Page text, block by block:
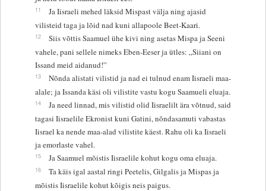
11
Ja Iisraeli mehed läksid Mispast välja ning ajasid
vilisteid taga ja lõid nad kuni allapoole Beet-Kaari.
12
Siis võttis Saamuel ühe kivi ning asetas Mispa ja Seeni
vahele, pani sellele nimeks Eben-Eeser ja ütles: „Siiani on
Issand meid aidanud!”
13
Nõnda alistati vilistid ja nad ei tulnud enam Iisraeli maa-
alale; ja Issanda käsi oli vilistite vastu kogu Saamueli eluaja.
14
Ja need linnad, mis vilistid olid Iisraelilt ära võtnud, said
tagasi Iisraelile Ekronist kuni Gatini, nõndasamuti vabastas
Iisrael ka nende maa-alad vilistite käest. Rahu oli ka Iisraeli
ja emorlaste vahel.
15 Ja Saamuel mõistis Iisraelile kohut kogu oma eluaja.
16
Ta käis igal aastal ringi Peetelis, Gilgalis ja Mispas ja
mõistis Iisraelile kohut kõigis neis paigus.